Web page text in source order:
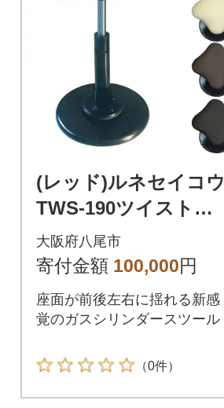
(レッド)ルネセイコウ
TWS-190ツイストス
ツールラフレシア(H2
00)
大阪府八尾市
寄付金額 100,000円
座面が前後左右に揺れる新感
覚のガスシリンダースツール
（0件）